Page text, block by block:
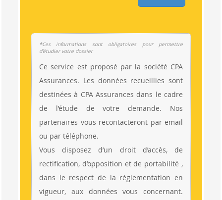
*Ces informations sont obligatoires pour permettre
d’étudier votre dossier
Ce service est proposé par la société CPA
Assurances. Les données recueillies sont
destinées à CPA Assurances dans le cadre
de l’étude de votre demande. Nos
partenaires vous recontacteront par email
ou par téléphone.
Vous disposez d’un droit d’accès, de
rectification, d’opposition et de portabilité ,
dans le respect de la réglementation en
vigueur, aux données vous concernant.